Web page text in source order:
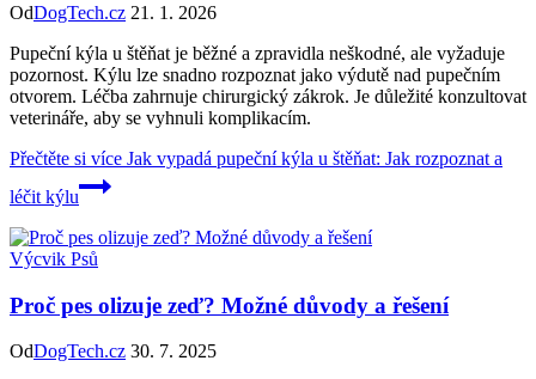
OdDogTech.cz 21. 1. 2026
Pupeční kýla u štěňat je běžné a zpravidla neškodné, ale vyžaduje
pozornost. Kýlu lze snadno rozpoznat jako výdutě nad pupečním
otvorem. Léčba zahrnuje chirurgický zákrok. Je důležité konzultovat
veterináře, aby se vyhnuli komplikacím.
Přečtěte si více Jak vypadá pupeční kýla u štěňat: Jak rozpoznat a
léčit kýlu
Výcvik Psů
Proč pes olizuje zeď? Možné důvody a řešení
OdDogTech.cz 30. 7. 2025